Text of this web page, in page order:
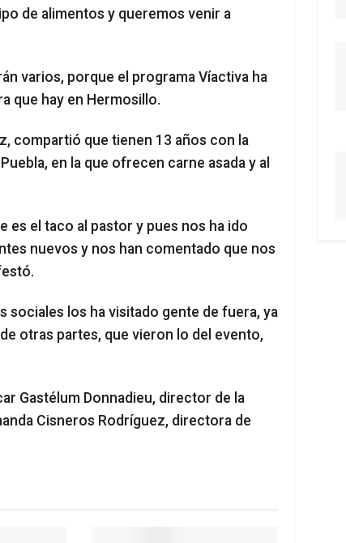
de alimentos y queremos venir a
varios, porque el programa Víactiva ha
que hay en Hermosillo.
compartió que tienen 13 años con la
en la que ofrecen carne asada y al
es el taco al pastor y pues nos ha ido
nuevos y nos han comentado que nos
sociales los ha visitado gente de fuera, ya
otras partes, que vieron lo del evento,
Gastélum Donnadieu, director de la
Cisneros Rodríguez, directora de